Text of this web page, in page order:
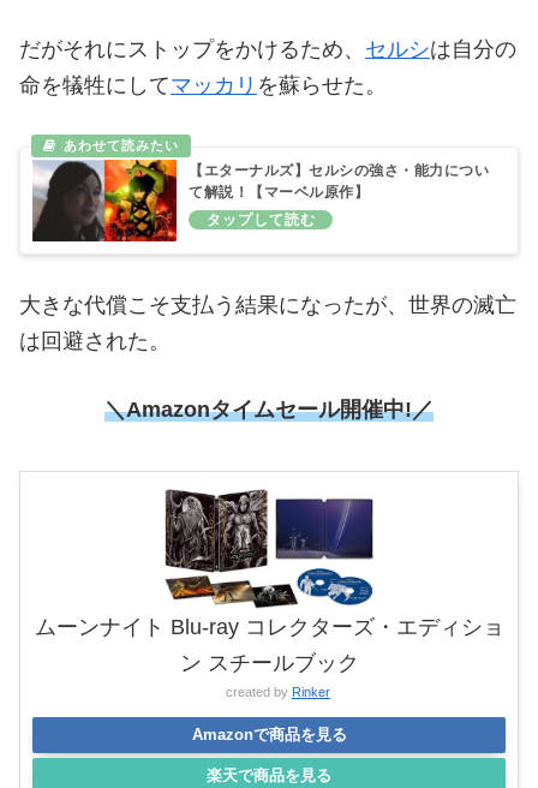
だがそれにストップをかけるため、 セルシは自分の
命を犠牲にしてマッカリ を蘇らせた。
【エターナルズ】セルシの強さ・能力につい
て解説！【マーベル原作】
大きな代償こそ支払う結果になったが、世界の滅亡
は回避された。
＼Amazonタイムセール開催中!／
ムーンナイト Blu-ray コレクターズ・エディショ
ン スチールブック
created by Rinker
Amazonで商品を見る
楽天で商品を見る